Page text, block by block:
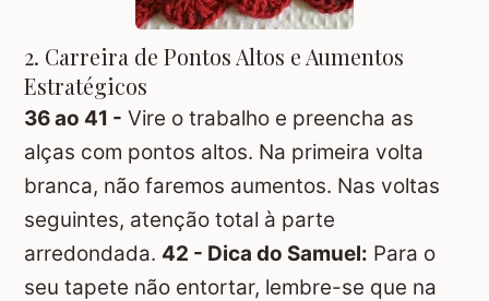
2. Carreira de Pontos Altos e Aumentos
Estratégicos
36 ao 41 - Vire o trabalho e preencha as
alças com pontos altos. Na primeira volta
branca, não faremos aumentos. Nas voltas
seguintes, atenção total à parte
arredondada. 42 - Dica do Samuel: Para o
seu tapete não entortar, lembre-se que na